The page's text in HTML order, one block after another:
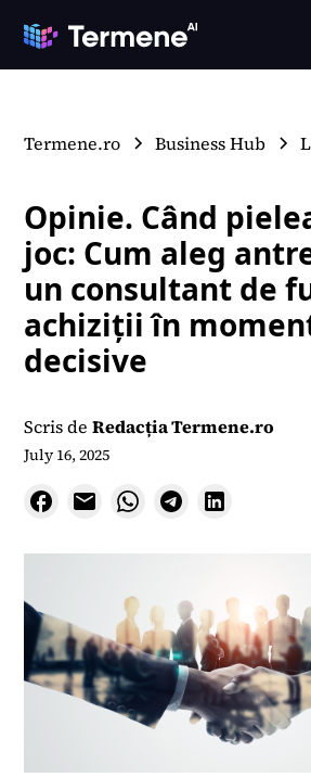
Termene.ro Business Hub
Opinie. Când
joc: Cum aleg
un consultant de
achiziții în
decisive
Scris de Redacția Termene.ro
July 16, 2025